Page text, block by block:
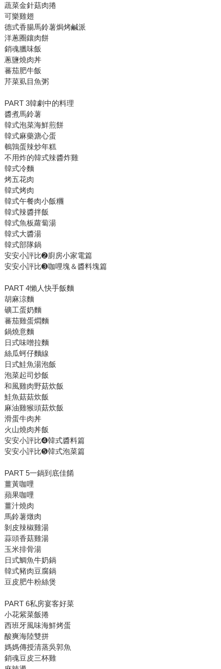
蔬菜金針菇肉捲
可樂雞翅
德式香腸馬鈴薯焗烤鹹派
洋蔥圈鑲肉餅
銷魂臘味飯
蔥鹽燒肉丼
蕃茄肥牛飯
芹菜虱目魚粥
PART 3韓劇中的料理
醬煮馬鈴薯
韓式泡菜海鮮煎餅
韓式麻藥溏心蛋
鵪鶉蛋辣炒年糕
不用炸的韓式辣醬炸雞
韓式冷麵
烤五花肉
韓式烤肉
韓式午餐肉小飯糰
韓式辣醬拌飯
韓式魚板蘿蔔湯
韓式大醬湯
韓式部隊鍋
安安小評比➋廚房小家電篇
安安小評比➌咖哩塊＆醬料塊篇
PART 4懶人快手飯麵
胡麻涼麵
礦工蛋奶麵
蕃茄雞蛋燜麵
鍋燒意麵
日式味噌拉麵
絲瓜蚵仔麵線
日式鮭魚湯泡飯
泡菜起司炒飯
和風雞肉野菇炊飯
鮭魚菇菇炊飯
麻油雞猴頭菇炊飯
滑蛋牛肉丼
火山燒肉丼飯
安安小評比➍韓式醬料篇
安安小評比➎韓式泡菜篇
PART 5一鍋到底佳餚
薑黃咖哩
蘋果咖哩
薑汁燒肉
馬鈴薯燉肉
剝皮辣椒雞湯
蒜頭香菇雞湯
玉米排骨湯
日式鯛魚牛奶鍋
韓式豬肉豆腐鍋
豆皮肥牛粉絲煲
PART 6私房宴客好菜
小花紫菜飯捲
西班牙風味海鮮烤蛋
酸爽海陸雙拼
媽媽傳授清蒸吳郭魚
銷魂豆皮三杯雞